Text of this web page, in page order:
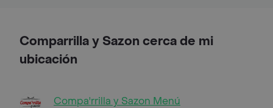
Comparrilla y Sazon cerca de mi
ubicación
Compa'rrilla y Sazon Menú